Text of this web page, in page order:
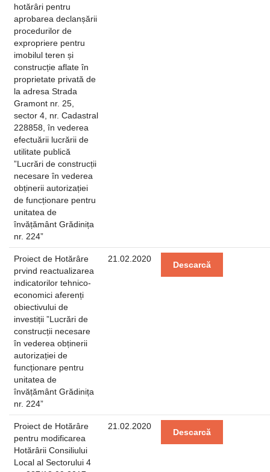
hotărâri pentru
aprobarea declanșării
procedurilor de
expropriere pentru
imobilul teren și
construcție aflate în
proprietate privată de
la adresa Strada
Gramont nr. 25,
sector 4, nr. Cadastral
228858, în vederea
efectuării lucrării de
utilitate publică
”Lucrări de construcții
necesare în vederea
obținerii autorizației
de funcționare pentru
unitatea de
învățământ Grădinița
nr. 224”
Proiect de Hotărâre
prvind reactualizarea
indicatorilor tehnico-
economici aferenți
obiectivului de
investiții ”Lucrări de
construcții necesare
în vederea obținerii
autorizației de
funcționare pentru
unitatea de
învățământ Grădinița
nr. 224”
21.02.2020
Descarcă
Proiect de Hotărâre
pentru modificarea
Hotărârii Consiliului
Local al Sectorului 4
21.02.2020
Descarcă